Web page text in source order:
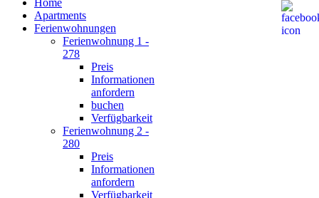
Apartments
Ferienwohnungen
Ferienwohnung 1 -
278
Preis
Informationen
anfordern
buchen
Verfügbarkeit
Ferienwohnung 2 -
280
Preis
Informationen
anfordern
Verfügbarkeit